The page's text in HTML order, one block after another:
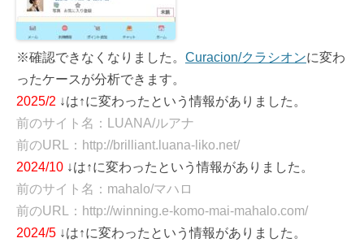
※確認できなくなりました。 Curacion/クラシオンに変わ
ったケースが分析できます。
2025/2 ↓は↑に変わったという情報がありました。
前のサイト名：LUANA/ルアナ
前のURL：http://brilliant.luana-liko.net/
2024/10 ↓は↑に変わったという情報がありました。
前のサイト名：mahalo/マハロ
前のURL：http://winning.e-komo-mai-mahalo.com/
2024/5 ↓は↑に変わったという情報がありました。